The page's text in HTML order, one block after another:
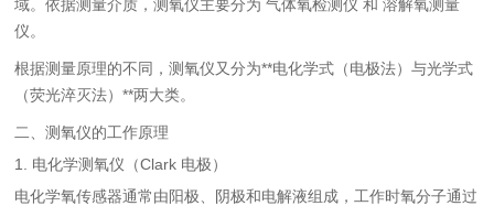
域。依据测量介质，测氧仪主要分为 气体氧检测仪 和 溶解氧测量
仪。
根据测量原理的不同，测氧仪又分为**电化学式（电极法）与光学式
（荧光淬灭法）**两大类。
二、测氧仪的工作原理
1. 电化学测氧仪（Clark 电极）
电化学氧传感器通常由阳极、阴极和电解液组成，工作时氧分子通过